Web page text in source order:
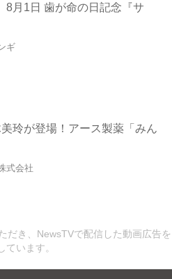
8月1日 歯が命の日記念『サ
ギ
玲が登場！アース製薬「みん
式会社
だき、NewsTVで配信した動画広告を
ています。